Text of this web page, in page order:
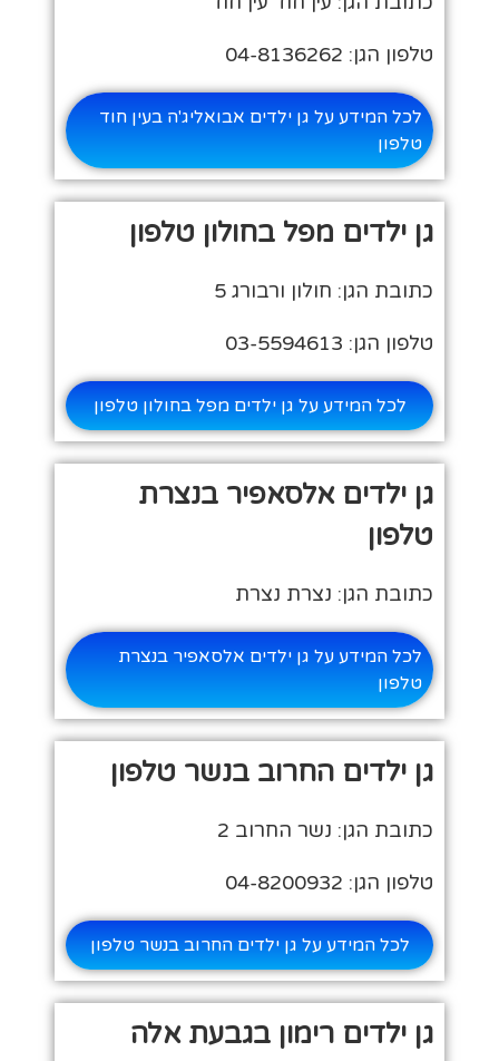
טלפון הגן: 04-8136262
לכל המידע על גן ילדים אבואליג'ה בעין חוד
טלפון
גן ילדים מפל בחולון טלפון
כתובת הגן: חולון ורבורג 5
טלפון הגן: 03-5594613
לכל המידע על גן ילדים מפל בחולון טלפון
גן ילדים אלסאפיר בנצרת
טלפון
כתובת הגן: נצרת נצרת
לכל המידע על גן ילדים אלסאפיר בנצרת
טלפון
גן ילדים החרוב בנשר טלפון
כתובת הגן: נשר החרוב 2
טלפון הגן: 04-8200932
לכל המידע על גן ילדים החרוב בנשר טלפון
גן ילדים רימון בגבעת אלה